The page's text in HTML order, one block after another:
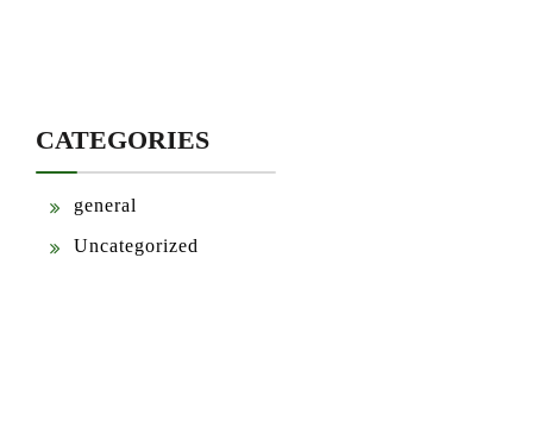
CATEGORIES
general
Uncategorized